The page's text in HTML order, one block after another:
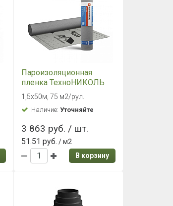
Пароизоляционная
пленка ТехноНИКОЛЬ
MASTER БАРЬЕР 2.0 (75
м2)
1,5х50м, 75 м2/рул.
Наличие: Уточняйте
3 863 руб. / шт.
51.51 руб. / м2
В корзину